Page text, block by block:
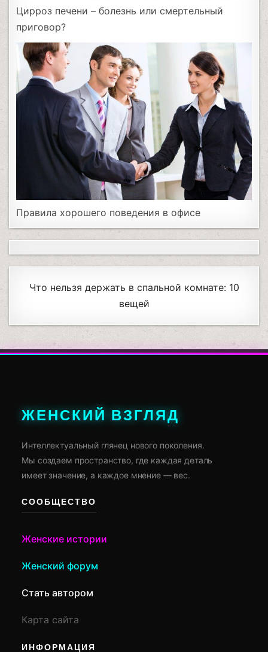
Цирроз печени – болезнь или смертельный
приговор?
Правила хорошего поведения в офисе
Что нельзя держать в спальной комнате: 10
вещей
ЖЕНСКИЙ ВЗГЛЯД
Интеллектуальный глянец нового поколения.
Мы создаем пространство, где каждая деталь
имеет значение, а каждое мнение — вес.
СООБЩЕСТВО
Женские истории
Женский форум
Стать автором
Карта сайта
ИНФОРМАЦИЯ